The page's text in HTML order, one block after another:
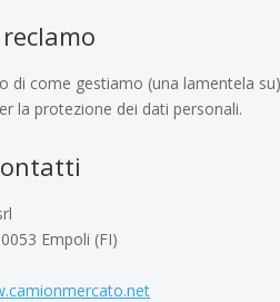
di come gestiamo (una lamentela
la protezione dei dati personali.
Empoli (FI)